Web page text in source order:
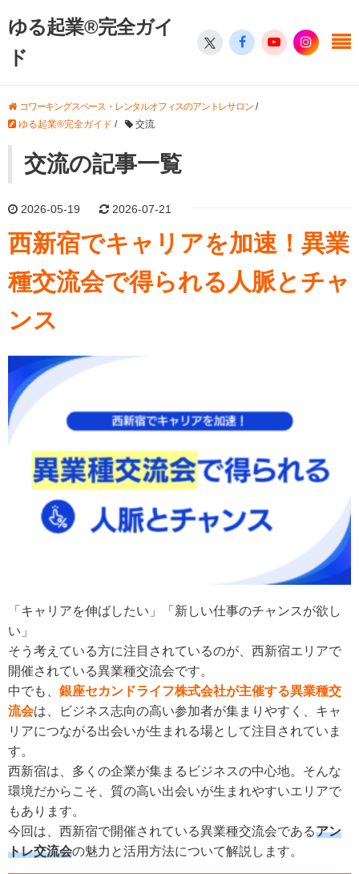
ゆる起業®完全ガイ
ド
コワーキングスペース・レンタルオフィスのアントレサロン/
ゆる起業®完全ガイド / 交流
交流の記事一覧
2026-05-19 2026-07-21
西新宿でキャリアを加速！異業
種交流会で得られる人脈とチャ
ンス
「キャリアを伸ばしたい」「新しい仕事のチャンスが欲し
い」
そう考えている方に注目されているのが、西新宿エリアで
開催されている異業種交流会です。
中でも、 銀座セカンドライフ株式会社が主催する異業種交
流会は、ビジネス志向の高い参加者が集まりやすく、キャ
リアにつながる出会いが生まれる場として注目されていま
す。
西新宿は、多くの企業が集まるビジネスの中心地。そんな
環境だからこそ、質の高い出会いが生まれやすいエリアで
もあります。
今回は、西新宿で開催されている異業種交流会であるアン
トレ交流会の魅力と活用方法について解説します。